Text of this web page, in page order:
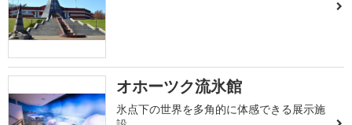
オホーツク流氷館
氷点下の世界を多角的に体感できる展示施